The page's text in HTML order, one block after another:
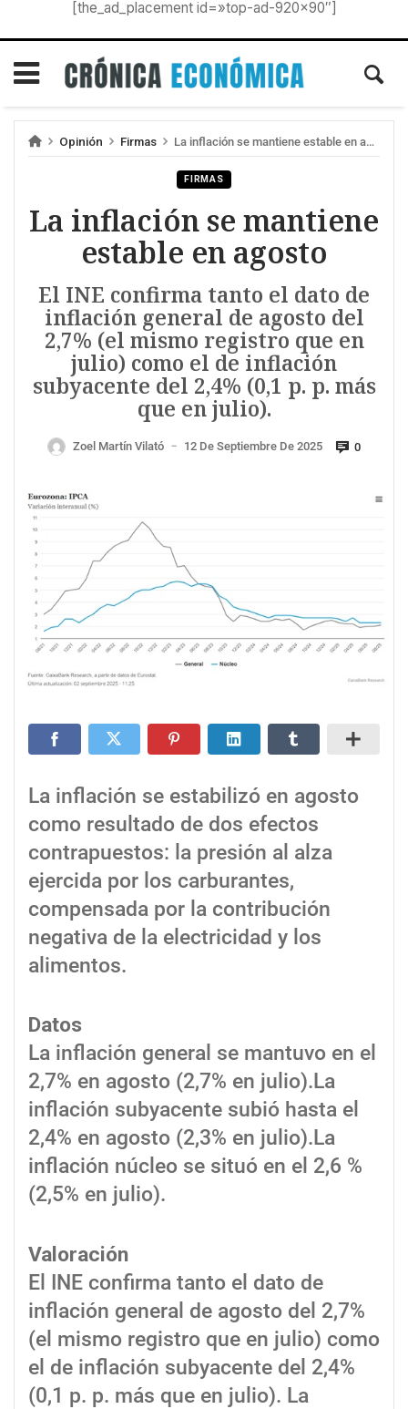
[the_ad_placement id=»top-ad-920×90″]
Opinión Firmas La inflación se mantiene estable en agosto
FIRMAS
La inflación se mantiene
estable en agosto
El INE confirma tanto el dato de
inflación general de agosto del
2,7% (el mismo registro que en
julio) como el de inflación
subyacente del 2,4% (0,1 p. p. más
que en julio).
Zoel Martín Vilató — 12 De Septiembre De 2025 0
La inflación se estabilizó en agosto
como resultado de dos efectos
contrapuestos: la presión al alza
ejercida por los carburantes,
compensada por la contribución
negativa de la electricidad y los
alimentos.
Datos
La inflación general se mantuvo en el
2,7% en agosto (2,7% en julio).La
inflación subyacente subió hasta el
2,4% en agosto (2,3% en julio).La
inflación núcleo se situó en el 2,6 %
(2,5% en julio).
Valoración
El INE confirma tanto el dato de
inflación general de agosto del 2,7%
(el mismo registro que en julio) como
el de inflación subyacente del 2,4%
(0,1 p. p. más que en julio). La